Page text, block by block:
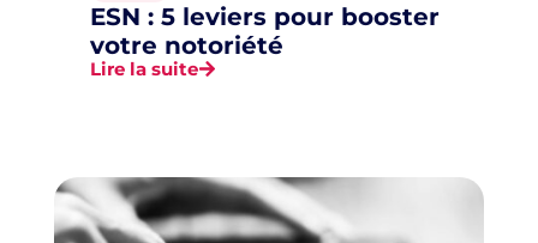
ESN : 5 leviers pour booster
votre notoriété
Lire la suite